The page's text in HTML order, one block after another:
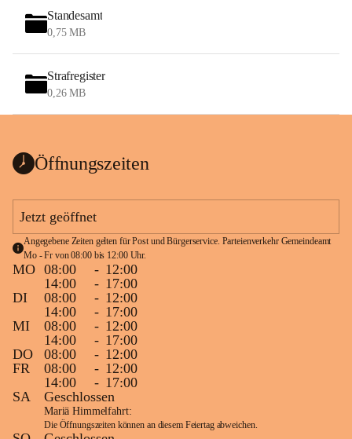
Standesamt
0,75 MB
Strafregister
0,26 MB
Öffnungszeiten
Jetzt geöffnet
Angegebene Zeiten gelten für Post und Bürgerservice. Parteienverkehr Gemeindeamt
Mo - Fr von 08:00 bis 12:00 Uhr.
MO 08:00 - 12:00
14:00
- 17:00
DI
08:00 - 12:00
14:00
- 17:00
MI
08:00 - 12:00
14:00
- 17:00
DO
08:00 - 12:00
FR
08:00 - 12:00
14:00
- 17:00
SA
Geschlossen
Mariä Himmelfahrt:
Die Öffnungszeiten können an diesem Feiertag abweichen.